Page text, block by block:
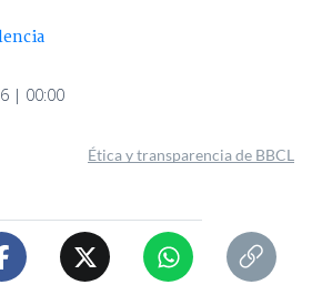
| 00:00
Ética y transparencia de BBCL